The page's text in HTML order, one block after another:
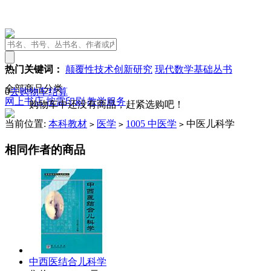
热门关键词： 颠覆性技术创新研究 现代数学基础丛书
0去购物车结算
购物车中还没有商品，赶紧选购吧！
全部商品分类
网上书店按需印刷 教学服务
当前位置: 本科教材 > 医学 > 1005 中医学 > 中医儿科学
相同作者的商品
中西医结合儿科学